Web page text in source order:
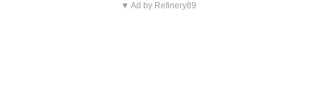
▼ Ad by Refinery89